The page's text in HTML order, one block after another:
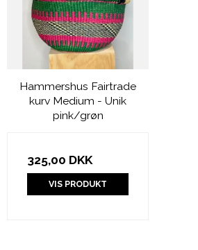
Hammershus Fairtrade
kurv Medium - Unik
pink/grøn
325,00 DKK
VIS PRODUKT